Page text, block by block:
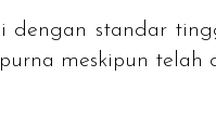
dengan standar
meskipun telah